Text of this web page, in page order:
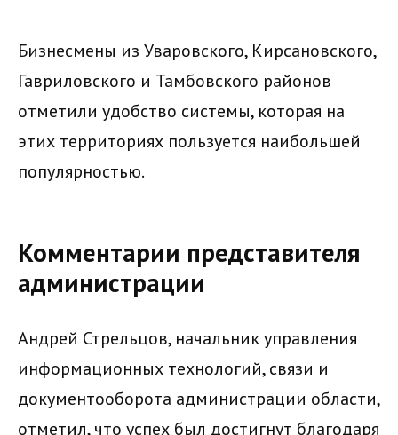
Бизнесмены из Уваровского, Кирсановского,
Гавриловского и Тамбовского районов
отметили удобство системы, которая на
этих территориях пользуется наибольшей
популярностью.
Комментарии представителя
администрации
Андрей Стрельцов, начальник управления
информационных технологий, связи и
документооборота администрации области,
отметил, что успех был достигнут благодаря